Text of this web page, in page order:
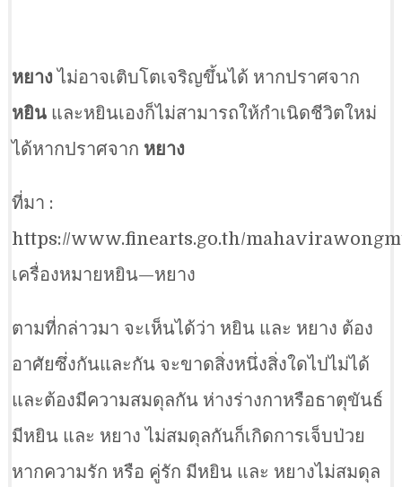
หยางไม่อาจเติบโตเจริญขึ้นได้ หากปราศจาก
หยิน และหยินเองก็ไม่สามารถให้กำเนิดชีวิตใหม่
ได้หากปราศจาก หยาง
ที่มา :
https://www.finearts.go.th/
เครื่องหมายหยิน—หยาง
ตามที่กล่าวมา จะเห็นได้ว่า หยิน และ หยาง ต้อง
อาศัยซึ่งกันและกัน จะขาดสิ่งหนึ่งสิ่งใดไปไม่ได้
และต้องมีความสมดุลกัน ห่างร่างกาหรือธาตุขันธ์
มีหยิน และ หยาง ไม่สมดุลกันก็เกิดการเจ็บป่วย
หากความรัก หรือ คู่รัก มีหยิน และ หยางไม่สมดุล